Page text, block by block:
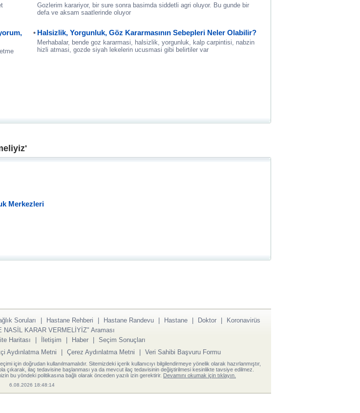
Gozlerim karariyor, bir sure sonra basimda siddetli agri oluyor. Bu gunde bir
defa ve aksam saatlerinde oluyor
Halsizlik, Yorgunluk, Göz Kararmasının Sebepleri Neler Olabilir?
Merhabalar, bende goz kararmasi, halsizlik, yorgunluk, kalp carpintisi, nabzin
hizli atmasi, gozde siyah lekelerin ucusmasi gibi belirtiler var
Merkezleri
Soruları | Hastane Rehberi | Hastane Randevu | Hastane | Doktor |
Koronavirüs
NASİL KARAR VERMELİYİZ" Araması
Haritası | İletişim | Haber | Seçim Sonuçları
Aydınlatma Metni | Çerez Aydınlatma Metni | Veri Sahibi Başvuru Formu
için doğrudan kullanılmamalıdır. Sitemizdeki içerik kullanıcıyı bilgilendirmeye yönelik olarak hazırlanmıştır,
çıkarak, ilaç tedavisine başlanması ya da mevcut ilaç tedavisinin değiştirilmesi kesinlikte tavsiye edilmez.
bu yöndeki politikasına bağlı olarak önceden yazılı izin gerektirir. Devamını okumak için tıklayın.
6.08.2026 18:48:14